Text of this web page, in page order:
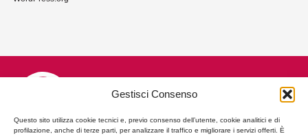
Gestisci Consenso
Questo sito utilizza cookie tecnici e, previo consenso dell’utente, cookie analitici e di
profilazione, anche di terze parti, per analizzare il traffico e migliorare i servizi offerti. È